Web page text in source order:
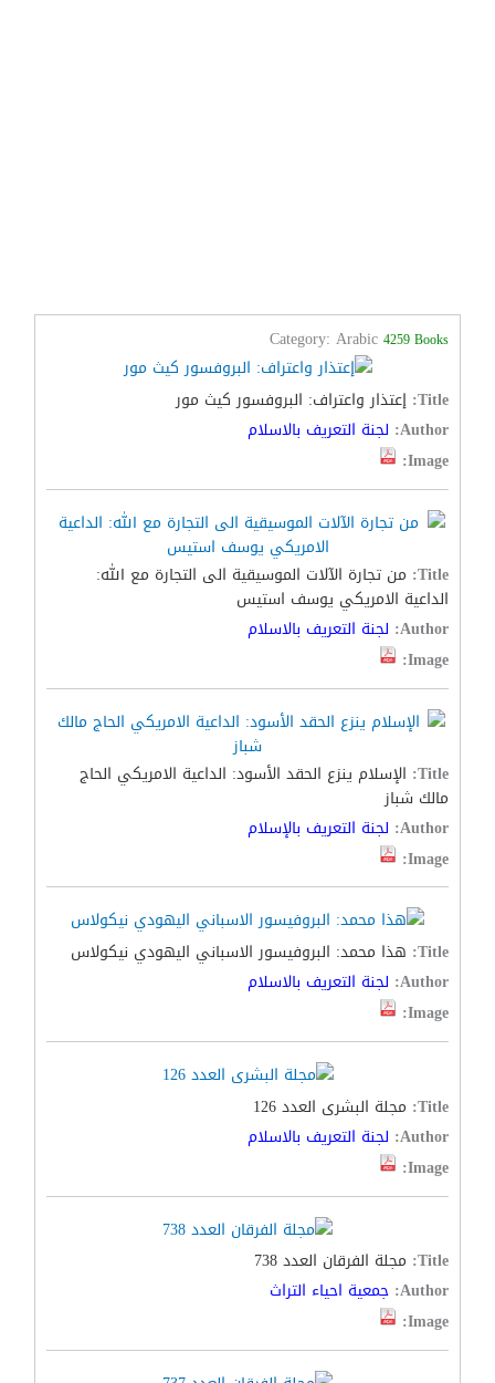
Category: Arabic 4259 Books
Title: إعتذار واعتراف: البروفسور كيث مور
Author: لجنة التعريف بالاسلام
Image:
Title: من تجارة الآلات الموسيقية الى التجارة مع الله:
الداعية الامريكي يوسف استيس
Author: لجنة التعريف بالاسلام
Image:
Title: الإسلام ينزع الحقد الأسود: الداعية الامريكي الحاج
مالك شباز
Author: لجنة التعريف بالإسلام
Image:
Title: هذا محمد: البروفيسور الاسباني اليهودي نيكولاس
Author: لجنة التعريف بالاسلام
Image:
Title: مجلة البشرى العدد 126
Author: لجنة التعريف بالاسلام
Image:
Title: مجلة الفرقان العدد 738
Author: جمعية احياء التراث
Image: